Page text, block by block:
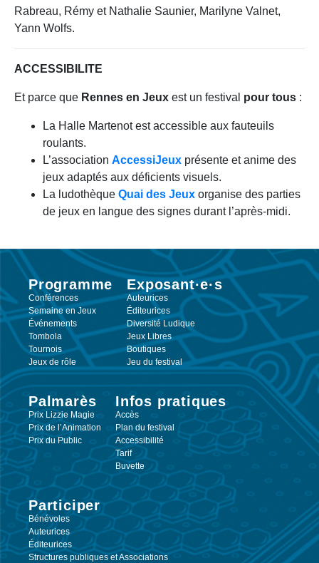
Rabreau, Rémy et Nathalie Saunier, Marilyne Valnet,
Yann Wolfs.
ACCESSIBILITE
Et parce que Rennes en Jeux est un festival pour tous :
La Halle Martenot est accessible aux fauteuils
roulants.
L’association AccessiJeux présente et anime des
jeux adaptés aux déficients visuels.
La ludothèque Quai des Jeux organise des parties
de jeux en langue des signes durant l’après-midi.
Programme
Conférences
Semaine en Jeux
Événements
Tombola
Tournois
Jeux de rôle
Exposant·e·s
Auteurices
Éditeurices
Diversité Ludique
Jeux Libres
Boutiques
Jeu du festival
Palmarès
Prix Lizzie Magie
Prix de l’Animation
Prix du Public
Infos pratiques
Accès
Plan du festival
Accessibilité
Tarif
Buvette
Participer
Bénévoles
Auteurices
Éditeurices
Structures publiques et Associations